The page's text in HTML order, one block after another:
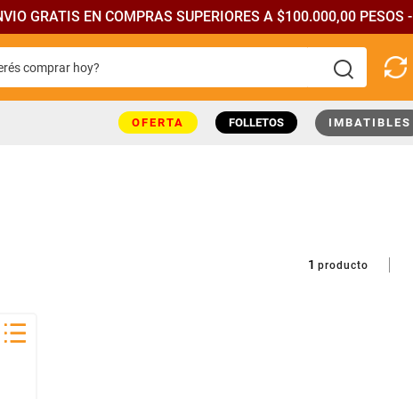
GRATIS EN COMPRAS SUPERIORES A $100.000,00 PESOS -
comprar hoy?
OFERTA FOLLETOS IMBATIBLES
1 producto
buscados